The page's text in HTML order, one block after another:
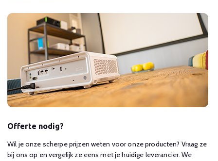
Offerte nodig?
Wil je onze scherpe prijzen weten voor onze producten? Vraag ze
bij ons op en vergelijk ze eens met je huidige leverancier. We